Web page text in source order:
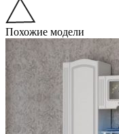
Похожие модели